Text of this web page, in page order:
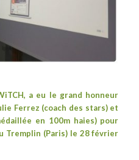
a eu le grand honneur
Ferrez (coach des stars) et
en 100m haies) pour
Tremplin (Paris) le 28 février